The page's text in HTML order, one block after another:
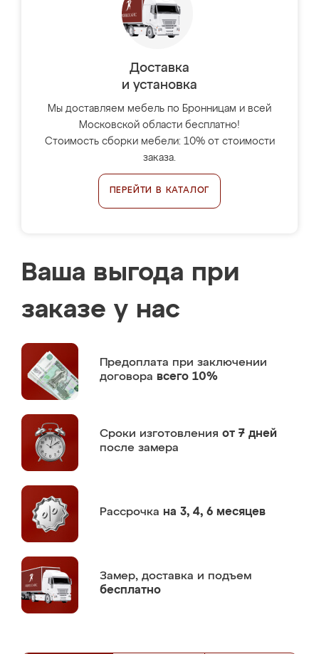
Доставка
и установка
Мы доставляем мебель по Бронницам и всей
Московской области бесплатно!
Стоимость сборки мебели: 10% от стоимости
заказа.
ПЕРЕЙТИ В КАТАЛОГ
Ваша выгода при
заказе у нас
Предоплата при заключении
договора всего 10%
Сроки изготовления от 7 дней
после замера
Рассрочка на 3, 4, 6 месяцев
Замер, доставка и подъем
бесплатно